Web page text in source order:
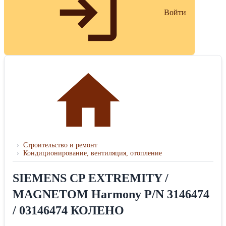
Войти
› Строительство и ремонт
› Кондиционирование, вентиляция, отопление
SIEMENS CP EXTREMITY /
MAGNETOM Harmony P/N 3146474
/ 03146474 КОЛЕНО